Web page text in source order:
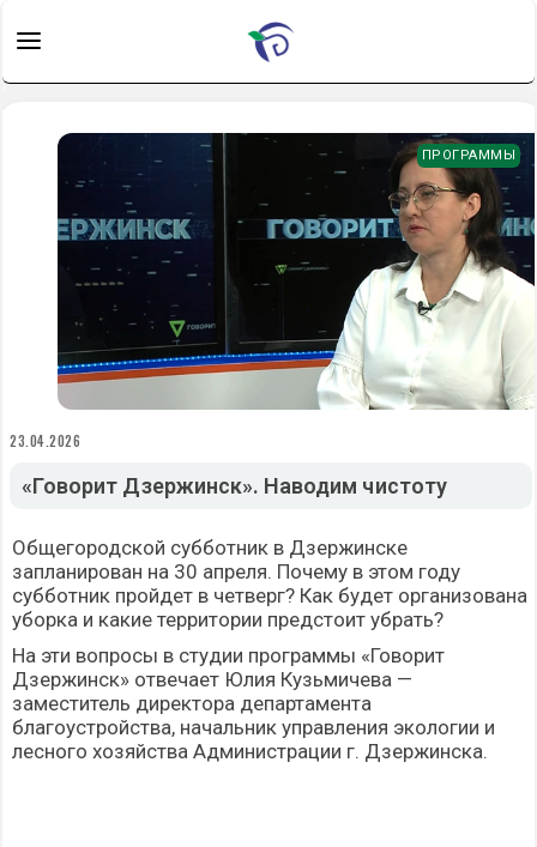
ПРОГРАММЫ
23.04.2026
«Говорит Дзержинск». Наводим чистоту
Общегородской субботник в Дзержинске
запланирован на 30 апреля. Почему в этом году
субботник пройдет в четверг? Как будет организована
уборка и какие территории предстоит убрать?
На эти вопросы в студии программы «Говорит
Дзержинск» отвечает Юлия Кузьмичева —
заместитель директора департамента
благоустройства, начальник управления экологии и
лесного хозяйства Администрации г. Дзержинска.